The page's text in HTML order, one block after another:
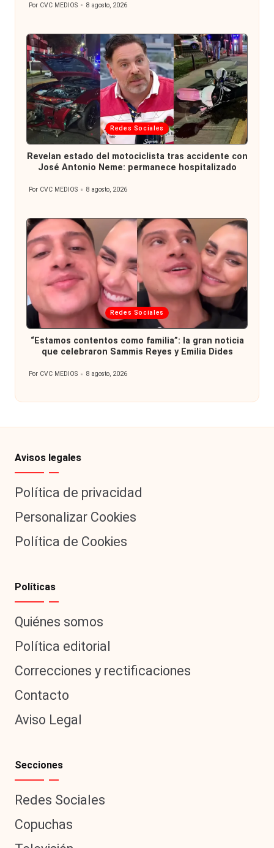
Publicado
Por CVC MEDIOS 8 agosto, 2026
Publicada
en
Redes Sociales
Revelan estado del motociclista tras accidente con
José Antonio Neme: permanece hospitalizado
Publicado
Por CVC MEDIOS 8 agosto, 2026
Publicada
en
Redes Sociales
“Estamos contentos como familia”: la gran noticia
que celebraron Sammis Reyes y Emilia Dides
Publicado
Por CVC MEDIOS 8 agosto, 2026
Avisos legales
Política de privacidad
Personalizar Cookies
Política de Cookies
Políticas
Quiénes somos
Política editorial
Correcciones y rectificaciones
Contacto
Aviso Legal
Secciones
Redes Sociales
Copuchas